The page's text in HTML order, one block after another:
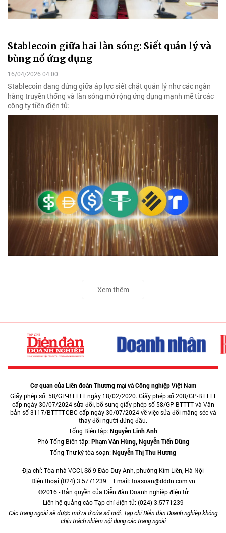
Stablecoin giữa hai làn sóng: Siết quản lý và
bùng nổ ứng dụng
16/04/2026 04:00
Stablecoin đang đứng giữa áp lực siết chặt quản lý như các ngân
hàng truyền thống và làn sóng mở rộng ứng dụng mạnh mẽ từ các
công ty tiền điện tử.
Xem thêm
Cơ quan của Liên đoàn Thương mại và Công nghiệp Việt Nam
Giấy phép số: 58/GP-BTTTT ngày 18/02/2020. Giấy phép số 208/GP-BTTTT
cấp ngày 30/07/2024 sửa đổi, bổ sung giấy phép số 58/GP-BTTTT và Văn
bản số 3117/BTTTT-CBC cấp ngày 30/07/2024 về việc sửa đổi măng séc và
thay đổi người đứng đầu.
Tổng Biên tập:Nguyễn Linh Anh
Phó Tổng Biên tập:Phạm Văn Hùng, Nguyễn Tiến Dũng
Tổng Thư ký tòa soạn:Nguyễn Thị Thu Hương
Địa chỉ: Tòa nhà VCCI, Số 9 Đào Duy Anh, phường Kim Liên, Hà Nội
Điện thoại (024) 3.5771239 – Email: toasoan@dddn.com.vn
©2016 - Bản quyền của Diễn đàn Doanh nghiệp điện tử
Liên hệ quảng cáo Tạp chí điện tử: (024) 3.5771239
Các trang ngoài sẽ được mở ra ở cửa sổ mới. Tạp chí Diễn đàn Doanh nghiệp không
chịu trách nhiệm nội dung các trang ngoài